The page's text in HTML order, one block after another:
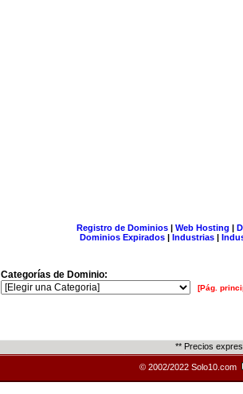
Registro de Dominios| Web Hosting |
Dominios Expirados | Industrias |
Categorías de Dominio:
[Pág.
** Precios
© 2002/2022 Solo10.com